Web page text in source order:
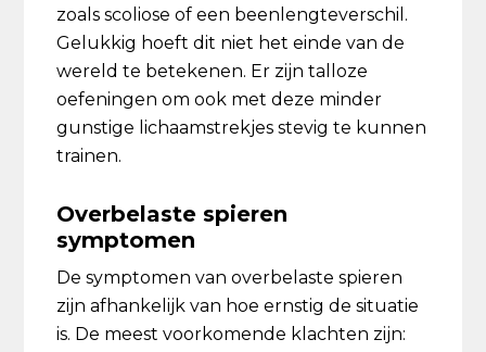
zoals scoliose of een beenlengteverschil.
Gelukkig hoeft dit niet het einde van de
wereld te betekenen. Er zijn talloze
oefeningen om ook met deze minder
gunstige lichaamstrekjes stevig te kunnen
trainen.
Overbelaste spieren
symptomen
De symptomen van overbelaste spieren
zijn afhankelijk van hoe ernstig de situatie
is. De meest voorkomende klachten zijn: